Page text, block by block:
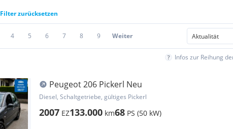
Filter zurücksetzen
4 5 6 7 8 9 Weiter
Infos zur Reihung
Peugeot 206 Pickerl Neu
Diesel, Schaltgetriebe, gültiges Pickerl
2007 EZ133.000 km68 PS (50 kW)